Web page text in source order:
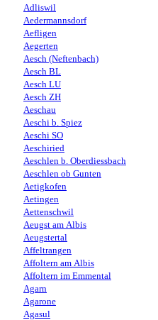
Adliswil
Aedermannsdorf
Aefligen
Aegerten
Aesch (Neftenbach)
Aesch BL
Aesch LU
Aesch ZH
Aeschau
Aeschi b. Spiez
Aeschi SO
Aeschiried
Aeschlen b. Oberdiessbach
Aeschlen ob Gunten
Aetigkofen
Aetingen
Aettenschwil
Aeugst am Albis
Aeugstertal
Affeltrangen
Affoltern am Albis
Affoltern im Emmental
Agarn
Agarone
Agasul